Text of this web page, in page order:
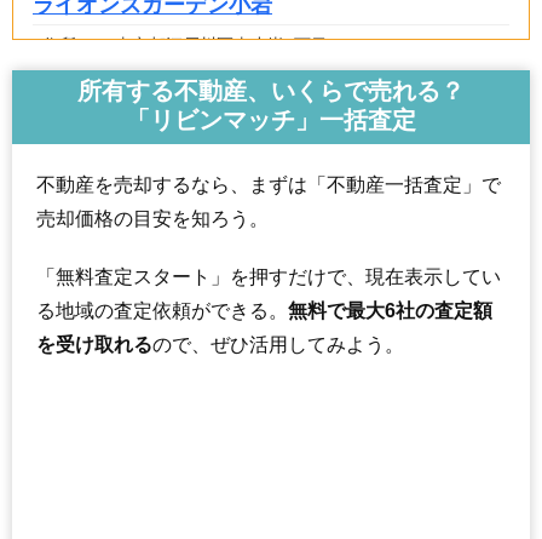
ライオンズガーデン小岩
住所 東京都江戸川区東小岩6丁目
小岩駅（12分）
相場 5,010万円～5,410万円
マンションナビで
無料一括査定をする
マック小岩ステーション
住所 東京都江戸川区東小岩3丁目
交通 江戸川駅（5分）、小岩駅（13分）
所有する不動産、いくらで売れる？
「リビンマッチ」一括査定
不動産を売却するなら、まずは「不動産一括査定」で
売却価格の目安を知ろう。
「無料査定スタート」を押すだけで、現在表示してい
る地域の査定依頼ができる。 無料で最大6社の査定額
を受け取れるので、ぜひ活用してみよう。